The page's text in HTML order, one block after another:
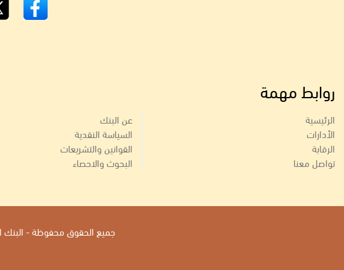
روابط مهمة
الرئيسية
الأدارات
الرقابة
تواصل معنا
عن البنك
السياسة النقدية
القوانين والتشريعات
البحوث والاحصاء
جميع الحقوق محفوظة - البنك